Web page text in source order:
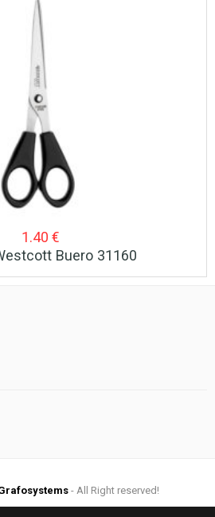
1.40 €
Buero 31160
- All Right reserved!